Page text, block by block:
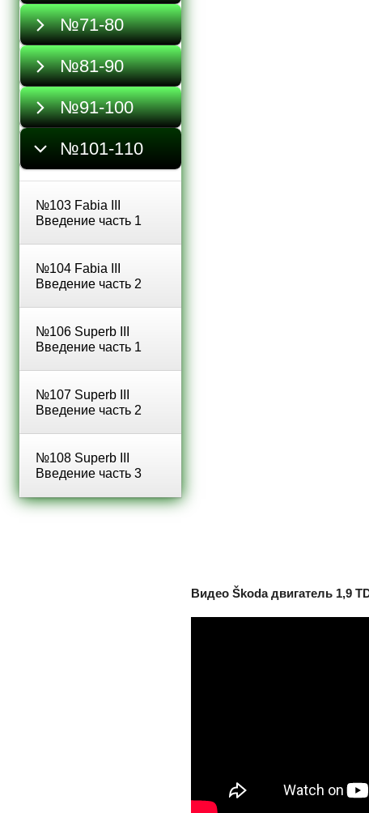
№71-80
№81-90
№91-100
№101-110
№103 Fabia III
Введение часть 1
№104 Fabia III
Введение часть 2
№106 Superb III
Введение часть 1
№107 Superb III
Введение часть 2
№108 Superb III
Введение часть 3
Видео Škoda двигатель 1,9